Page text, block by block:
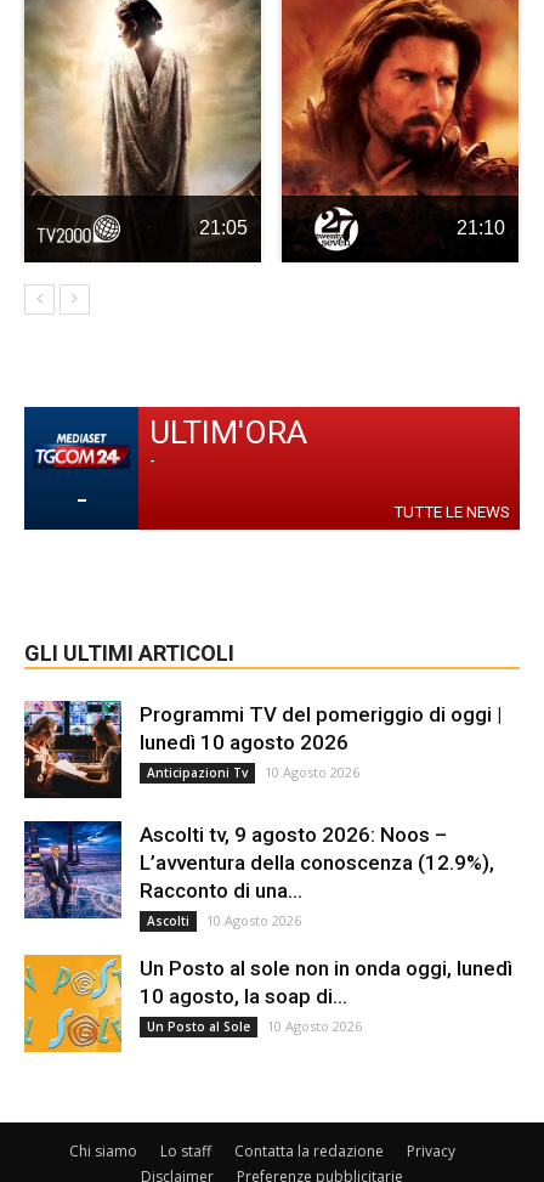
21:05 21:10
-
ULTIM'ORA
-
TUTTE LE NEWS
GLI ULTIMI ARTICOLI
Programmi TV del pomeriggio di oggi |
lunedì 10 agosto 2026
Anticipazioni Tv 10 Agosto 2026
Ascolti tv, 9 agosto 2026: Noos –
L’avventura della conoscenza (12.9%),
Racconto di una...
Ascolti 10 Agosto 2026
Un Posto al sole non in onda oggi, lunedì
10 agosto, la soap di...
Un Posto al Sole 10 Agosto 2026
Chi siamo Lo staff Contatta la redazione
Privacy
Disclaimer
Preferenze pubblicitarie